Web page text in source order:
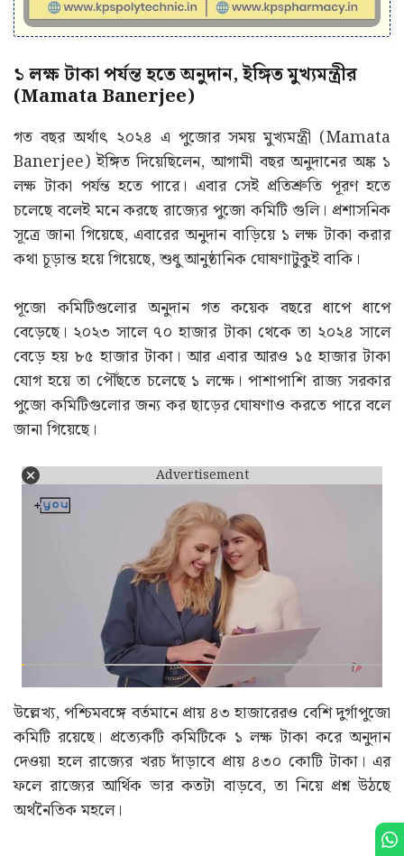
১ লক্ষ টাকা পর্যন্ত হতে অনুদান, ইঙ্গিত মুখ্যমন্ত্রীর
(Mamata Banerjee)
গত বছর অর্থাৎ ২০২৪ এ পুজোর সময় মুখ্যমন্ত্রী (Mamata
Banerjee) ইঙ্গিত দিয়েছিলেন, আগামী বছর অনুদানের অঙ্ক ১
লক্ষ টাকা পর্যন্ত হতে পারে। এবার সেই প্রতিশ্রুতি পূরণ হতে
চলেছে বলেই মনে করছে রাজ্যের পুজো কমিটি গুলি। প্রশাসনিক
সূত্রে জানা গিয়েছে, এবারের অনুদান বাড়িয়ে ১ লক্ষ টাকা করার
কথা চূড়ান্ত হয়ে গিয়েছে, শুধু আনুষ্ঠানিক ঘোষণাটুকুই বাকি।
পূজো কমিটিগুলোর অনুদান গত কয়েক বছরে ধাপে ধাপে
বেড়েছে। ২০২৩ সালে ৭০ হাজার টাকা থেকে তা ২০২৪ সালে
বেড়ে হয় ৮৫ হাজার টাকা। আর এবার আরও ১৫ হাজার টাকা
যোগ হয়ে তা পৌঁছতে চলেছে ১ লক্ষে। পাশাপাশি রাজ্য সরকার
পুজো কমিটিগুলোর জন্য কর ছাড়ের ঘোষণাও করতে পারে বলে
জানা গিয়েছে।
Advertisement
উল্লেখ্য, পশ্চিমবঙ্গে বর্তমানে প্রায় ৪৩ হাজারেরও বেশি দুর্গাপুজো
কমিটি রয়েছে। প্রত্যেকটি কমিটিকে ১ লক্ষ টাকা করে অনুদান
দেওয়া হলে রাজ্যের খরচ দাঁড়াবে প্রায় ৪৩০ কোটি টাকা। এর
ফলে রাজ্যের আর্থিক ভার কতটা বাড়বে, তা নিয়ে প্রশ্ন উঠছে
অর্থনৈতিক মহলে।